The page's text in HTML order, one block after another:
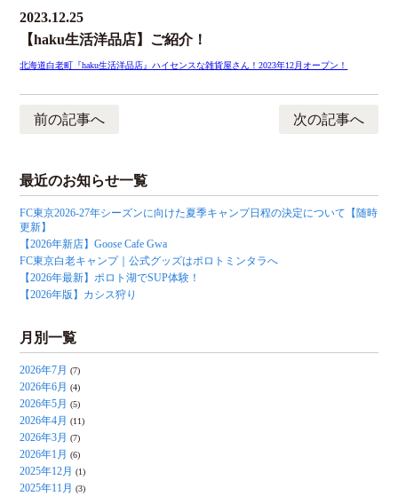
2023.12.25
【haku生活洋品店】ご紹介！
北海道白老町『haku生活洋品店』ハイセンスな雑貨屋さん！2023年12月オープン！
前の記事へ 次の記事へ
最近のお知らせ一覧
FC東京2026-27年シーズンに向けた夏季キャンプ日程の決定について【随時
更新】
【2026年新店】Goose Cafe Gwa
FC東京白老キャンプ｜公式グッズはポロトミンタラへ
【2026年最新】ポロト湖でSUP体験！
【2026年版】カシス狩り
月別一覧
2026年7月 (7)
2026年6月 (4)
2026年5月 (5)
2026年4月 (11)
2026年3月 (7)
2026年1月 (6)
2025年12月 (1)
2025年11月 (3)